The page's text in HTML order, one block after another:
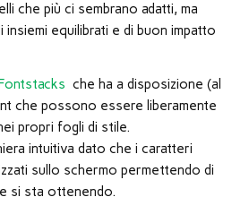
nuova
che più ci sembrano adatti, ma
equilibrati e di buon impatto
che ha a disposizione (al
che possono essere liberamente
propri fogli di stile.
intuitiva dato che i caratteri
sullo schermo permettendo di
si sta ottenendo.